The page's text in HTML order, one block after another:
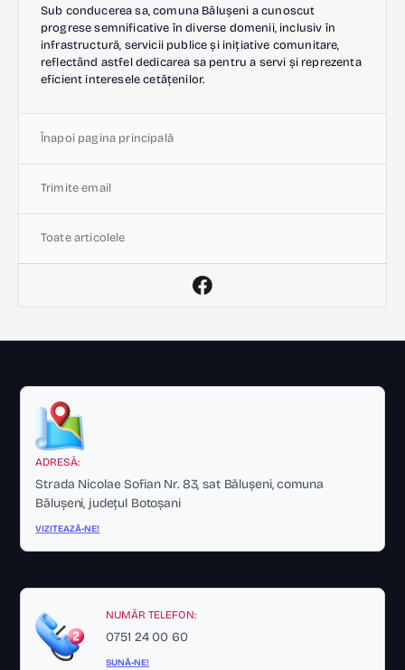
Sub conducerea sa, comuna Bălușeni a cunoscut
progrese semnificative în diverse domenii, inclusiv în
infrastructură, servicii publice și inițiative comunitare,
reflectând astfel dedicarea sa pentru a servi și reprezenta
eficient interesele cetățenilor.
Înapoi pagina principală
Trimite email
Toate articolele
ADRESĂ:
Strada Nicolae Sofian Nr. 83, sat Bălușeni, comuna
Bălușeni, județul Botoșani
VIZITEAZĂ-NE!
NUMĂR TELEFON:
0751 24 00 60
SUNĂ-NE!